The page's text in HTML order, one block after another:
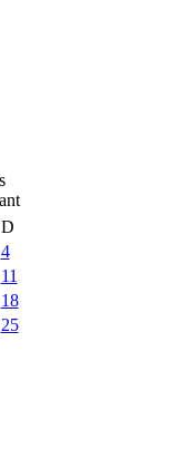
D
4
11
18
25